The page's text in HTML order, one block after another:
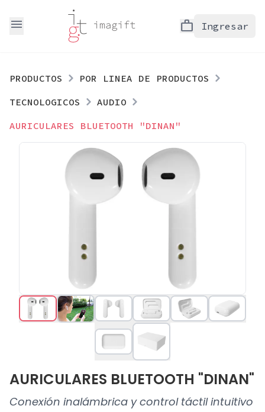
menu work Ingresar
PRODUCTOS
POR LINEA DE PRODUCTOS
TECNOLOGICOS
AUDIO
AURICULARES BLUETOOTH "DINAN"
AURICULARES BLUETOOTH "DINAN"
Conexión inalámbrica y control táctil intuitivo